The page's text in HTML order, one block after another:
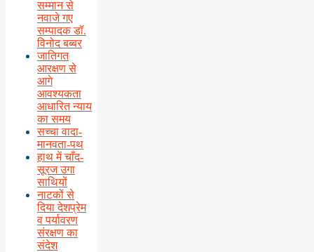
सम्मान से
नवाजे गए
सम्पादक डॉ.
विनोद बब्बर
जातिगत
आरक्षण से
आगे
आवश्यकता
आधारित न्याय
का समय
सच्चा वादा-
मानवता-पथ
हाथ में चाँद-
सूरज उगा
साथियों
नाटकों से
दिया देशप्रेम
व पर्यावरण
संरक्षण का
संदेश